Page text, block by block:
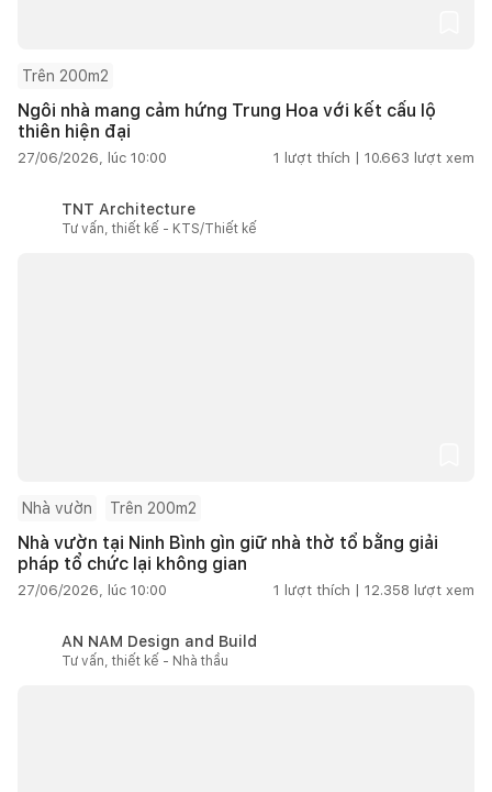
Trên 200m2
Ngôi nhà mang cảm hứng Trung Hoa với kết cấu lộ
thiên hiện đại
27/06/2026, lúc 10:00 1 lượt thích | 10.663 lượt xem
TNT Architecture
Tư vấn, thiết kế - KTS/Thiết kế
Nhà vườn Trên 200m2
Nhà vườn tại Ninh Bình gìn giữ nhà thờ tổ bằng giải
pháp tổ chức lại không gian
27/06/2026, lúc 10:00 1 lượt thích | 12.358 lượt xem
AN NAM Design and Build
Tư vấn, thiết kế - Nhà thầu